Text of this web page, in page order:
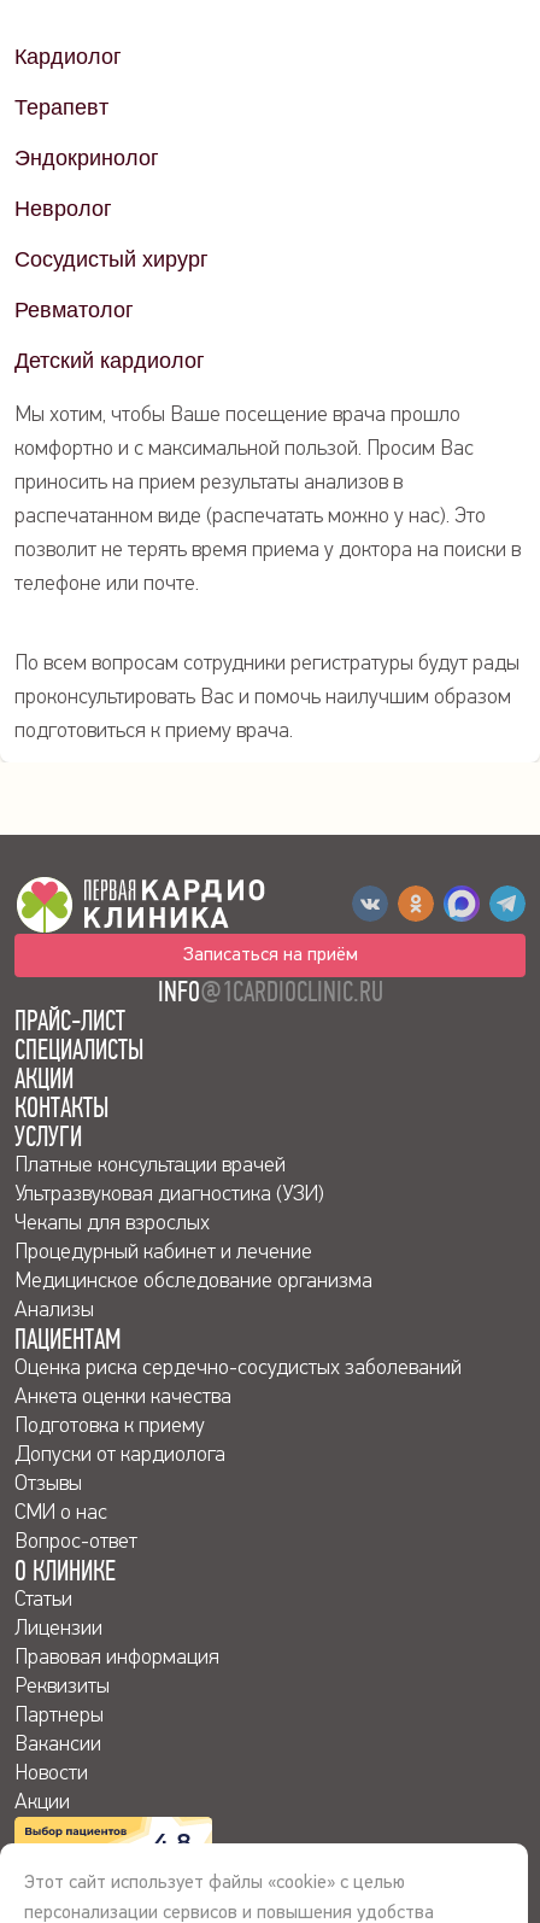
Кардиолог
Терапевт
Эндокринолог
Невролог
Сосудистый хирург
Ревматолог
Детский кардиолог
Мы хотим, чтобы Ваше посещение врача прошло
комфортно и с максимальной пользой. Просим Вас
приносить на прием результаты анализов в
распечатанном виде (распечатать можно у нас). Это
позволит не терять время приема у доктора на поиски в
телефоне или почте.
По всем вопросам сотрудники регистратуры будут рады
проконсультировать Вас и помочь наилучшим образом
подготовиться к приему врача.
INFO@1CARDIOCLINIC.RU
Записаться на приём
ПРАЙС-ЛИСТ
СПЕЦИАЛИСТЫ
АКЦИИ
КОНТАКТЫ
УСЛУГИ
Платные консультации врачей
Ультразвуковая диагностика (УЗИ)
Чекапы для взрослых
Процедурный кабинет и лечение
Медицинское обследование организма
Анализы
ПАЦИЕНТАМ
Оценка риска сердечно-сосудистых заболеваний
Анкета оценки качества
Подготовка к приему
Допуски от кардиолога
Отзывы
СМИ о нас
Вопрос-ответ
О КЛИНИКЕ
Статьи
Лицензии
Правовая информация
Реквизиты
Партнеры
Вакансии
Новости
Акции
4.8
Этот сайт использует файлы «cookie» с целью
персонализации сервисов и повышения удобства